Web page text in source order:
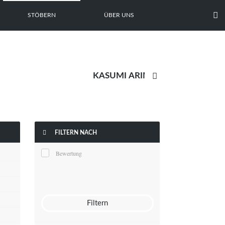
STÖBERN ÜBER UNS 

 FILTERN NACH
Bewertung
Filtern